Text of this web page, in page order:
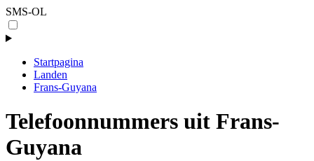
SMS-OL
Startpagina
Landen
Frans-Guyana
Telefoonnummers uit Frans-
Guyana